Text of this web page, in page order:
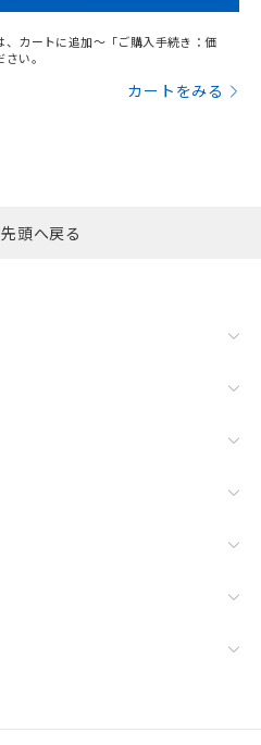
カートに追加～「ご購入手続き：価
い。
カートをみる
頭へ戻る